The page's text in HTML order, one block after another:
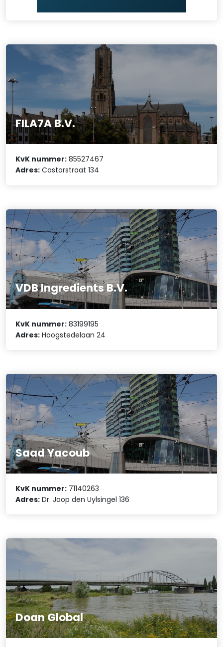
FILA7A B.V.
KvK nummer: 85527467
Adres: Castorstraat 134
VDB Ingredients B.V.
KvK nummer: 83199195
Adres: Hoogstedelaan 24
Saad Yacoub
KvK nummer: 71140263
Adres: Dr. Joop den Uylsingel 136
Doan Global